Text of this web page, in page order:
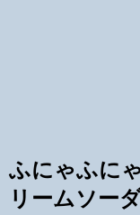
ふにゃふに
リームソー